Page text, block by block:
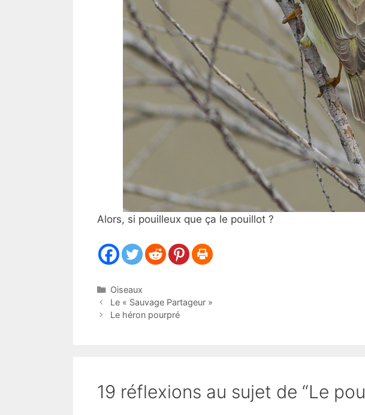
Alors, si pouilleux que ça le pouillot ?
Catégories
Oiseaux
Le « Sauvage Partageur »
Le héron pourpré
19 réflexions au sujet de “Le